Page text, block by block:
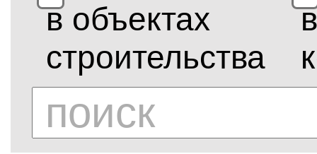
в объектах
строительства
в